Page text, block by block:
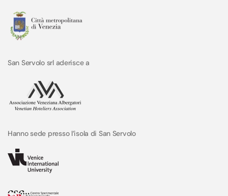
San Servolo srl aderisce a
Hanno sede presso l’isola di San Servolo